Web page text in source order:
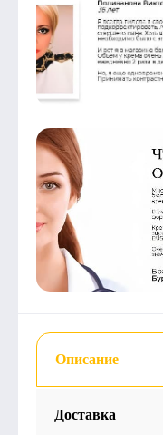
Описание
Доставка